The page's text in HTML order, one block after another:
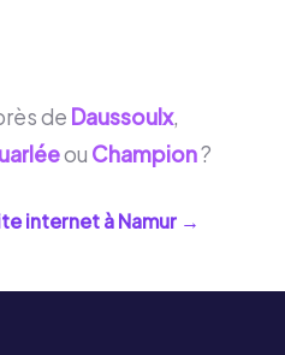
de Daussoulx,
ou Champion?
internet àNamur →